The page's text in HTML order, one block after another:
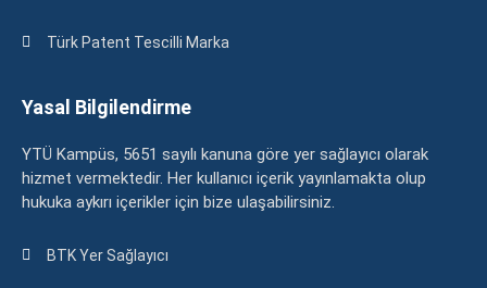
Türk Patent Tescilli Marka
Yasal Bilgilendirme
YTÜ Kampüs, 5651 sayılı kanuna göre yer sağlayıcı olarak
hizmet vermektedir. Her kullanıcı içerik yayınlamakta olup
hukuka aykırı içerikler için bize ulaşabilirsiniz.
BTK Yer Sağlayıcı